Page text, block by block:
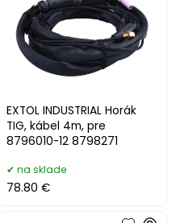
EXTOL INDUSTRIAL Horák
TIG, kábel 4m, pre
8796010-12 8798271
na sklade
78.80 €